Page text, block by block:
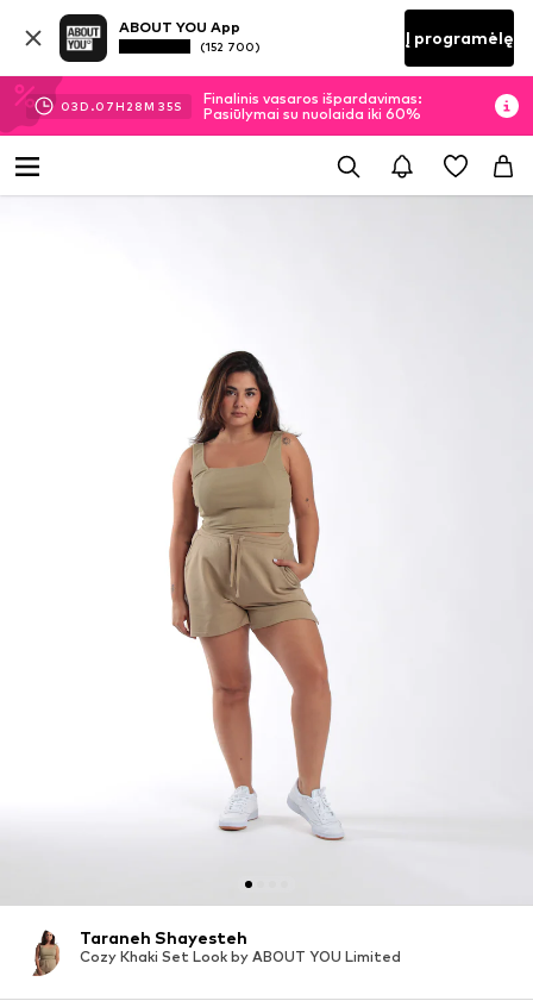
ABOUT YOU App
(152 700) Į programėlę
03D.07H 28M 34S
Finalinis vasaros išpardavimas:
Pasiūlymai su nuolaida iki 60%
Taraneh Shayesteh
Cozy Khaki Set Look by ABOUT YOU Limited